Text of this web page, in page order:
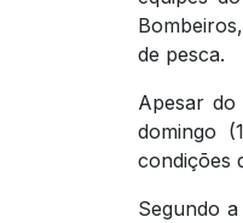
de pesca.
Apesar
domingo
condições
Segundo